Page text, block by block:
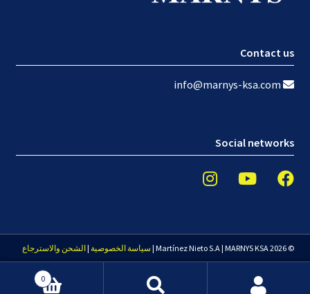
Contact us
info@marnys-ksa.com
Social networks
0
© 2026 Martínez Nieto S.A | MARNYS KSA | سياسة الخصوصية | الشحن والاسترجاع